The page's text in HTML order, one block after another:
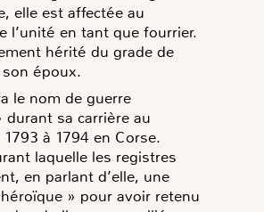
elle est affectée au
l’unité en tant que fourrier.
hérité du grade de
époux.
le nom de guerre
durant sa carrière au
à 1794 en Corse.
laquelle les registres
en parlant d’elle, une
» pour avoir retenu